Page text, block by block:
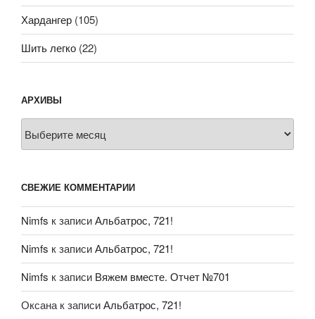
Хардангер (105)
Шить легко (22)
АРХИВЫ
СВЕЖИЕ КОММЕНТАРИИ
Nimfs к записиАльбатрос, 721!
Nimfs к записиАльбатрос, 721!
Nimfs к записи Вяжем вместе. Отчет №701
Оксанак записиАльбатрос, 721!